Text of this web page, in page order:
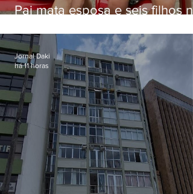
Pai mata esposa e seis filhos
Jornal Daki
há 11 horas